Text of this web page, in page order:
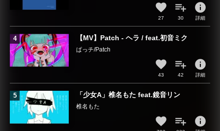
27 30
info
詳細
【MV】Patch - ヘラ / feat.初音ミク
ぱっチ/Patch
43 42
info
詳細
「少女A」椎名もた feat.鏡音リン
椎名もた
info